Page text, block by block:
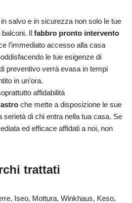
salvo e in sicurezza non solo le tue
Il fabbro pronto intervento
l’immediato accesso alla casa
le tue esigenze di
preventivo verrà evasa in tempi
in un’ora.
affidabilità
che mette a disposizione le sue
serietà di chi entra nella tua casa. Se
ed efficace affidati a noi, non
trattati
Iseo, Mottura, Winkhaus, Keso,